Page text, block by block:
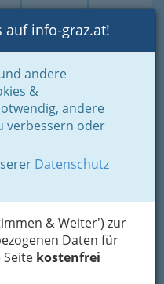
Login Toggle
auf info-graz.at!
andere
&
andere
verbessern oder
Datenschutz
& Weiter') zur
Daten für
Seite kostenfrei
Soziales
und
sowie